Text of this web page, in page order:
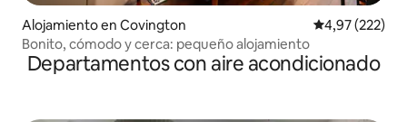
Alojamiento en Covington Calificación
4,97 (222)
Bonito, cómodo y cerca: pequeño alojamiento
Departamentos con aire acondicionado